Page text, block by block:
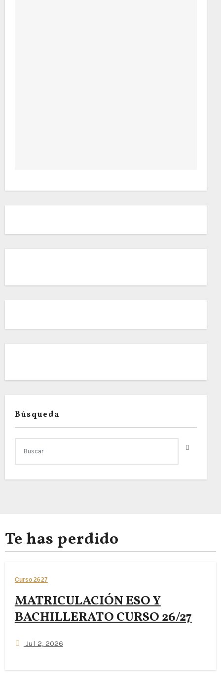
Búsqueda
Te has perdido
Curso 2627
MATRICULACIÓN ESO Y
BACHILLERATO CURSO 26/27
Jul 2, 2026